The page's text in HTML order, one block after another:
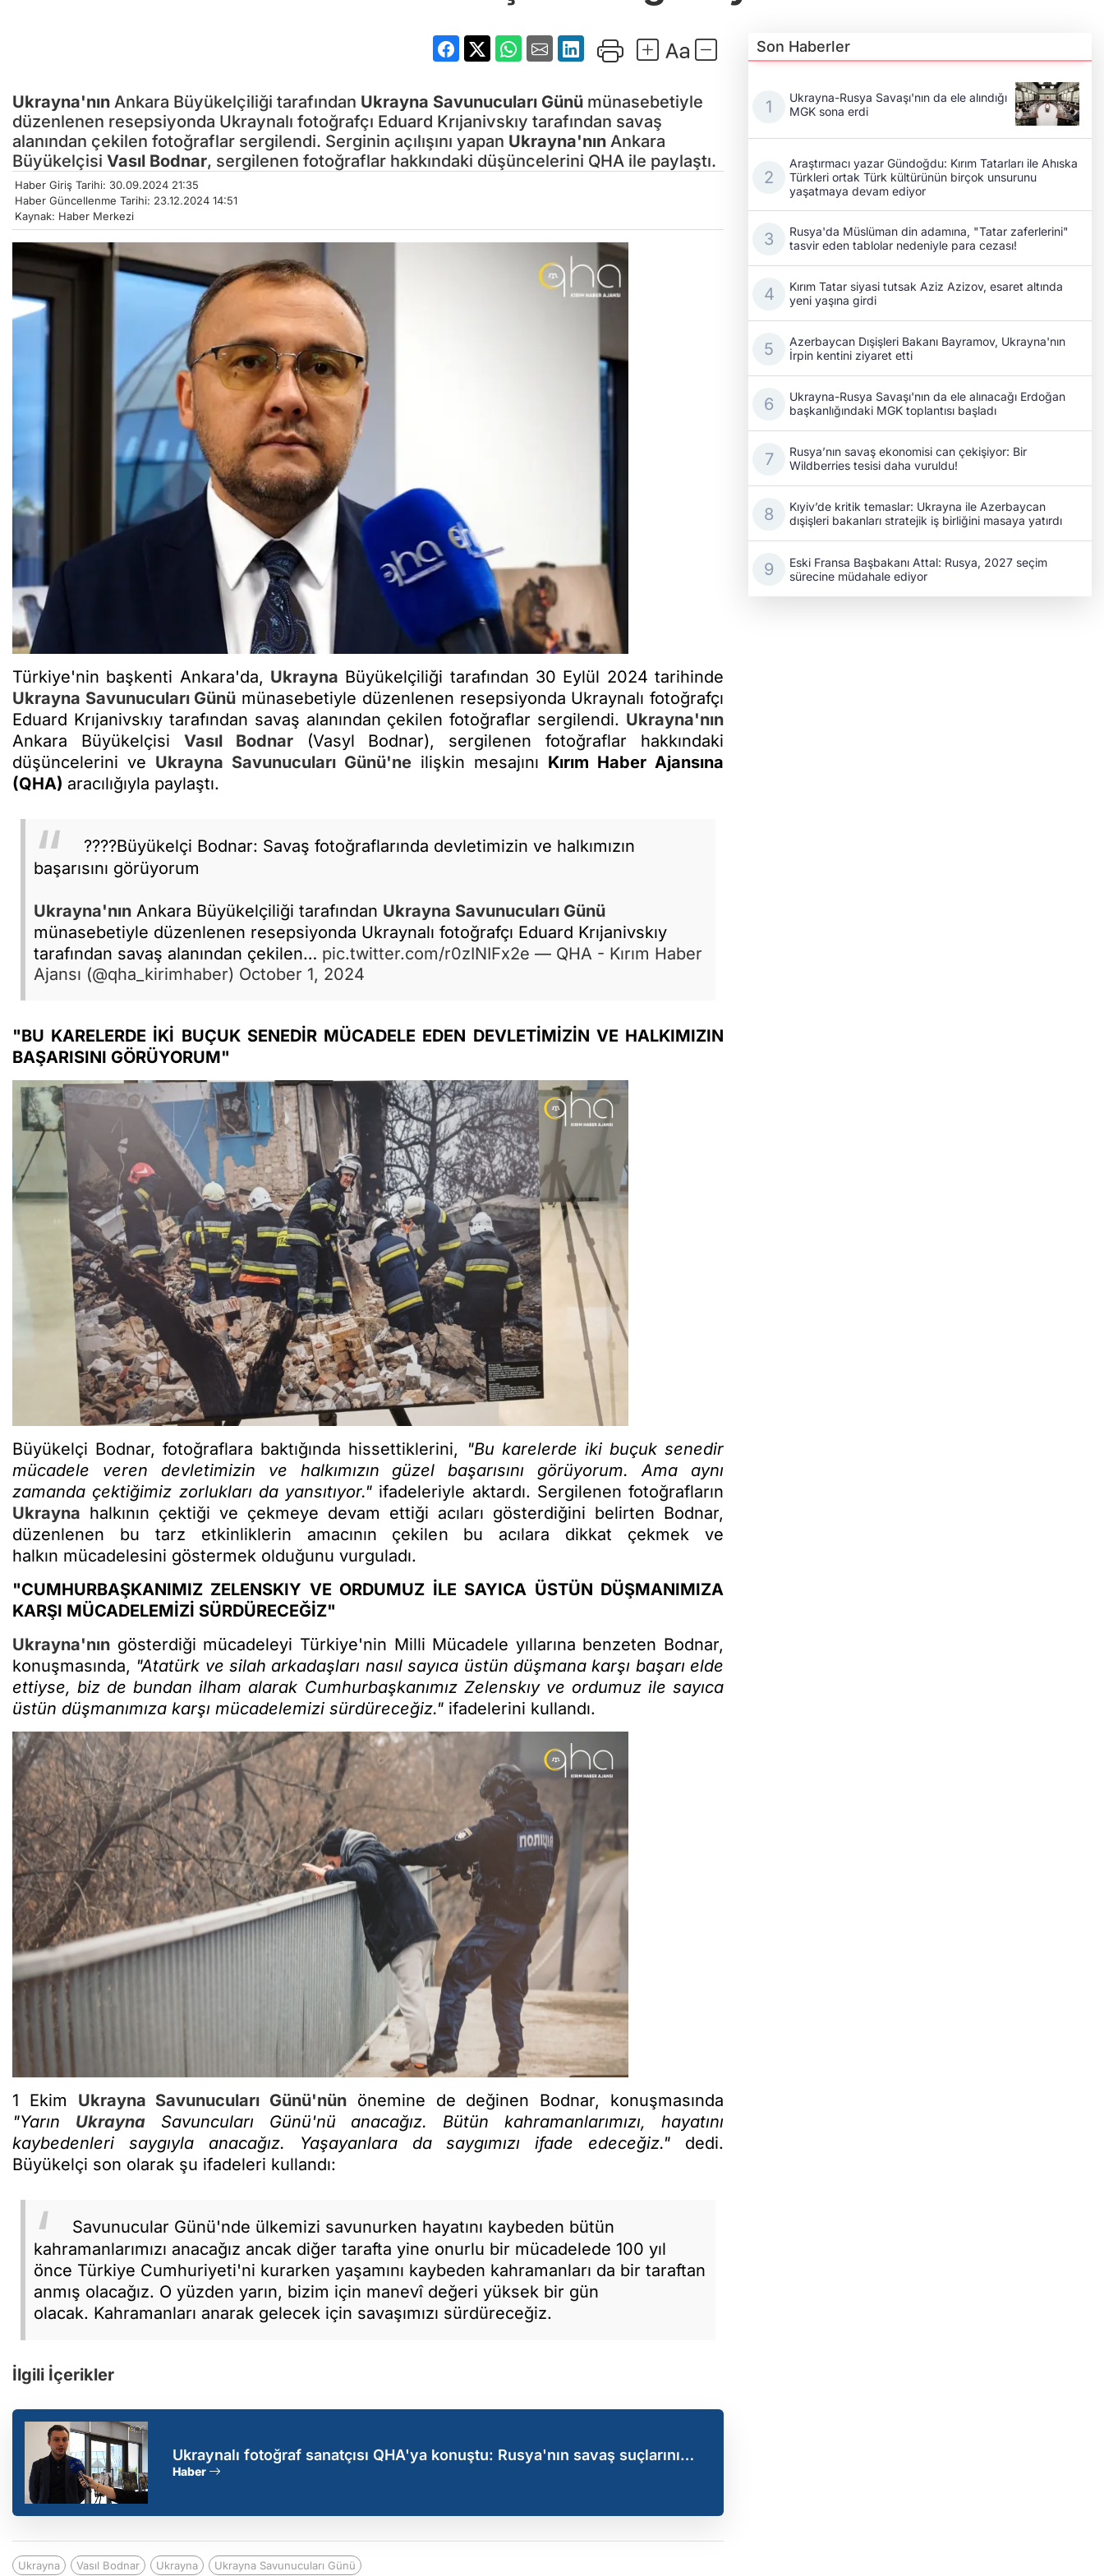
Ukrayna'nın Ankara Büyükelçiliği tarafından Ukrayna Savunucuları Günü münasebetiyle
düzenlenen resepsiyonda Ukraynalı fotoğrafçı Eduard Krıjanivskıy tarafından savaş
alanından çekilen fotoğraflar sergilendi. Serginin açılışını yapan Ukrayna'nın Ankara
Büyükelçisi Vasıl Bodnar, sergilenen fotoğraflar hakkındaki düşüncelerini QHA ile paylaştı.
Haber Giriş Tarihi: 30.09.2024 21:35
Haber Güncellenme Tarihi: 23.12.2024 14:51
Kaynak: Haber Merkezi
Türkiye'nin başkenti Ankara'da, Ukrayna Büyükelçiliği tarafından 30 Eylül 2024 tarihinde
Ukrayna Savunucuları Günü münasebetiyle düzenlenen resepsiyonda Ukraynalı fotoğrafçı
Eduard Krıjanivskıy tarafından savaş alanından çekilen fotoğraflar sergilendi. Ukrayna'nın
Ankara Büyükelçisi Vasıl Bodnar(Vasyl Bodnar), sergilenen fotoğraflar hakkındaki
düşüncelerini ve Ukrayna Savunucuları Günü'ne ilişkin mesajını Kırım Haber Ajansına
(QHA) aracılığıyla paylaştı.
????Büyükelçi Bodnar: Savaş fotoğraflarında devletimizin ve halkımızın
başarısını görüyorum
Ukrayna'nın Ankara Büyükelçiliği tarafından Ukrayna Savunucuları Günü
münasebetiyle düzenlenen resepsiyonda Ukraynalı fotoğrafçı Eduard Krıjanivskıy
tarafından savaş alanından çekilen… pic.twitter.com/r0zINIFx2e — QHA - Kırım Haber
Ajansı (@qha_kirimhaber) October 1, 2024
"BU KARELERDE İKİ BUÇUK SENEDİR MÜCADELE EDEN DEVLETİMİZİN VE HALKIMIZIN
BAŞARISINI GÖRÜYORUM"
Büyükelçi Bodnar, fotoğraflara baktığında hissettiklerini,
"Bu karelerde iki buçuk senedir
mücadele veren devletimizin ve halkımızın güzel başarısını görüyorum. Ama aynı
zamanda çektiğimiz zorlukları da yansıtıyor." ifadeleriyle aktardı. Sergilenen fotoğrafların
Ukrayna halkının çektiği ve çekmeye devam ettiği acıları gösterdiğini belirten Bodnar,
düzenlenen bu tarz etkinliklerin amacının çekilen bu acılara dikkat çekmek ve
halkın mücadelesini göstermek olduğunu vurguladı.
"CUMHURBAŞKANIMIZ ZELENSKIY VE ORDUMUZ İLE SAYICA ÜSTÜN DÜŞMANIMIZA
KARŞI MÜCADELEMİZİ SÜRDÜRECEĞİZ"
Ukrayna'nın gösterdiği mücadeleyi Türkiye'nin Milli Mücadele yıllarına benzeten Bodnar,
konuşmasında, "Atatürk ve silah arkadaşları nasıl sayıca üstün düşmana karşı başarı elde
ettiyse, biz de bundan ilham alarak Cumhurbaşkanımız Zelenskıy ve ordumuz ile sayıca
üstün düşmanımıza karşı mücadelemizi sürdüreceğiz." ifadelerini kullandı.
1 Ekim Ukrayna Savunucuları Günü'nün önemine de değinen Bodnar, konuşmasında
"Yarın UkraynaSavuncuları Günü'nü anacağız. Bütün kahramanlarımızı, hayatını
kaybedenleri saygıyla anacağız. Yaşayanlara da saygımızı ifade edeceğiz." dedi.
Büyükelçi son olarak şu ifadeleri kullandı:
Savunucular Günü'nde ülkemizi savunurken hayatını kaybeden bütün
kahramanlarımızı anacağız ancak diğer tarafta yine onurlu bir mücadelede 100 yıl
önce Türkiye Cumhuriyeti'ni kurarken yaşamını kaybeden kahramanları da bir taraftan
anmış olacağız. O yüzden yarın, bizim için manevî değeri yüksek bir gün
olacak. Kahramanları anarak gelecek için savaşımızı sürdüreceğiz.
İlgili İçerikler
Ukraynalı fotoğraf sanatçısı QHA'ya konuştu: Rusya'nın savaş suçlarını
belgeledik
Haber
Ukrayna Vasıl Bodnar Ukrayna Ukrayna Savunucuları Günü
Son Haberler
Ukrayna-Rusya Savaşı'nın da ele alındığı
MGK sona erdi
Araştırmacı yazar Gündoğdu: Kırım Tatarları ile Ahıska
Türkleri ortak Türk kültürünün birçok unsurunu
yaşatmaya devam ediyor
Rusya'da Müslüman din adamına, "Tatar zaferlerini"
tasvir eden tablolar nedeniyle para cezası!
Kırım Tatar siyasi tutsak Aziz Azizov, esaret altında
yeni yaşına girdi
Azerbaycan Dışişleri Bakanı Bayramov, Ukrayna'nın
İrpin kentini ziyaret etti
Ukrayna-Rusya Savaşı'nın da ele alınacağı Erdoğan
başkanlığındaki MGK toplantısı başladı
Rusya’nın savaş ekonomisi can çekişiyor: Bir
Wildberries tesisi daha vuruldu!
Kıyiv’de kritik temaslar: Ukrayna ile Azerbaycan
dışişleri bakanları stratejik iş birliğini masaya yatırdı
Eski Fransa Başbakanı Attal: Rusya, 2027 seçim
sürecine müdahale ediyor